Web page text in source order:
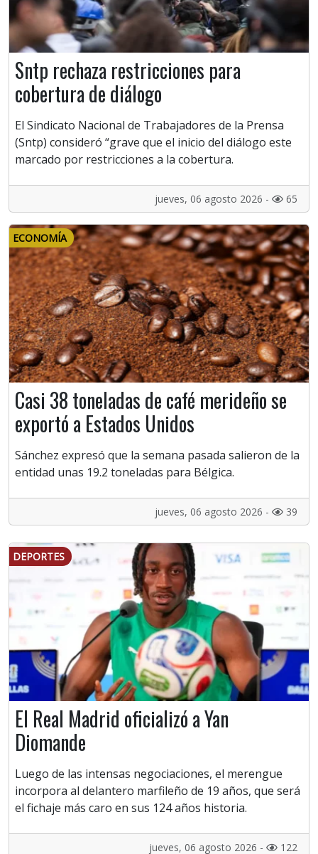
Sntp rechaza restricciones para
cobertura de diálogo
El Sindicato Nacional de Trabajadores de la Prensa
(Sntp) consideró “grave que el inicio del diálogo este
marcado por restricciones a la cobertura.
jueves, 06 agosto 2026 - 65
ECONOMÍA
Casi 38 toneladas de café merideño se
exportó a Estados Unidos
Sánchez expresó que la semana pasada salieron de la
entidad unas 19.2 toneladas para Bélgica.
jueves, 06 agosto 2026 - 39
DEPORTES
El Real Madrid oficializó a Yan
Diomande
Luego de las intensas negociaciones, el merengue
incorpora al delantero marfileño de 19 años, que será
el fichaje más caro en sus 124 años historia.
jueves, 06 agosto 2026 - 122